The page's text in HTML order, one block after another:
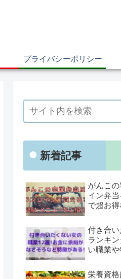
プライバシーポリシー
新着記事
がんこ
イン弁
で超お
付き合
ランキ
い職業
栄養資格